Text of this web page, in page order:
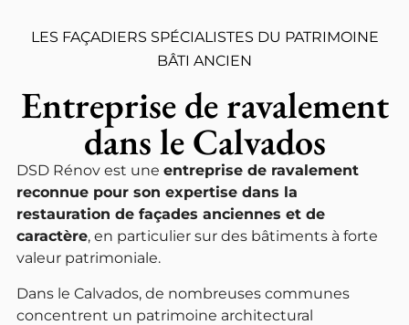
LES FAÇADIERS SPÉCIALISTES DU PATRIMOINE
BÂTI ANCIEN
Entreprise de ravalement
dans le Calvados
DSD Rénov est une entreprise de ravalement
reconnue pour son expertise dans la
restauration de façades anciennes et de
caractère, en particulier sur des bâtiments à forte
valeur patrimoniale.
Dans le Calvados, de nombreuses communes
concentrent un patrimoine architectural